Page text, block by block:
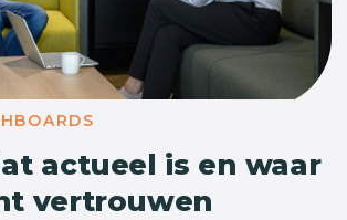
actueel is en waar
vertrouwen